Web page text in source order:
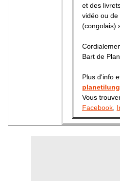
et des
vidéo ou
(congolais)
Bart de
Plus d'info
Vous
Facebook